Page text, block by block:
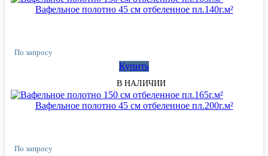
Вафельное полотно 45 см отбеленное пл.140г.м²
По запросу
Купить
В НАЛИЧИИ
Вафельное полотно 45 см отбеленное пл.200г.м²
По запросу